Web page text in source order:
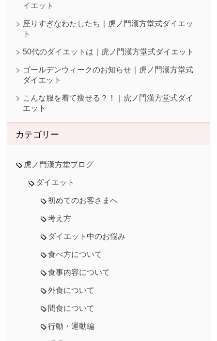
イエット
座りすぎなわたしたち｜虎ノ門漢方堂式ダイエッ
ト
50代のダイエットは｜虎ノ門漢方堂式ダイエット
ゴールデンウィークのお知らせ｜虎ノ門漢方堂式
ダイエット
こんな服を着て痩せる？！｜虎ノ門漢方堂式ダイ
エット
カテゴリー
虎ノ門漢方堂ブログ
ダイエット
初めてのお客さまへ
考え方
ダイエット中のお悩み
食べ方について
食事内容について
外食について
間食について
行動・運動編